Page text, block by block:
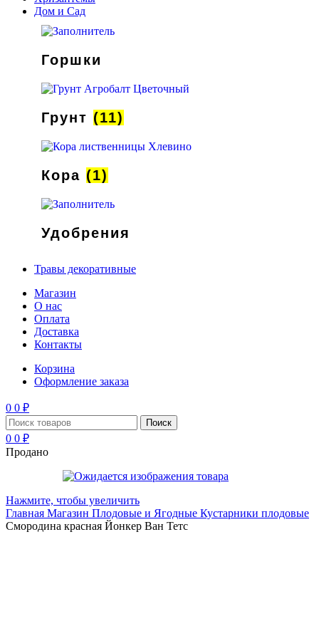
Дом и Сад
Горшки
Грунт (11)
Кора (1)
Удобрения
Травы декоративные
Магазин
О нас
Оплата
Доставка
Контакты
Корзина
Оформление заказа
0 0 ₽
Поиск
0 0 ₽
Продано
Нажмите, чтобы увеличить
Главная Магазин Плодовые и Ягодные Кустарники плодовые
Смородина красная Йонкер Ван Тетс